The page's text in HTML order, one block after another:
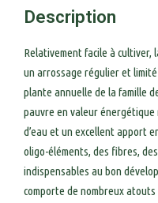
Description
Relativement facile à cultiver,
un arrossage régulier et
plante annuelle de la famille
pauvre en valeur
d’eau et un excellent apport
oligo-éléments, des fibres,
indispensables au bon
comporte de nombreux